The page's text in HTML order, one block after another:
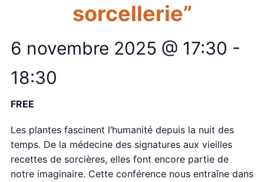
sorcellerie”
6 novembre 2025 @ 17:30 -
18:30
FREE
Les plantes fascinent l’humanité depuis la nuit des
temps. De la médecine des signatures aux vieilles
recettes de sorcières, elles font encore partie de
notre imaginaire. Cette conférence nous entraîne dans